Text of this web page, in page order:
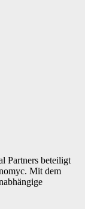
Partners beteiligt
Mit dem